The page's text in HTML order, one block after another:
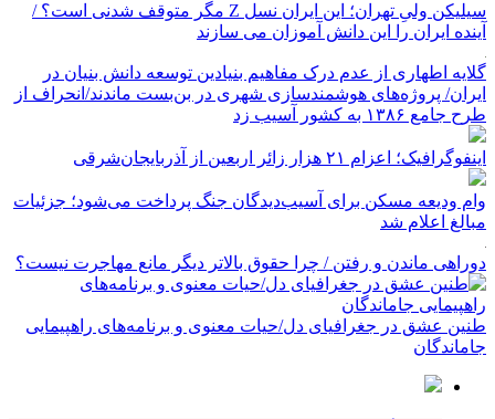
سیلیکن ولیِ تهران؛ این ایران نسل Z مگر متوقف شدنی است؟ /
آینده ایران را این دانش آموزان می سازند
گلایه اطهاری از عدم درک مفاهیم بنیادین توسعه دانش بنیان در
ایران/ پروژه‌های هوشمندسازی شهری در بن‌بست ماندند/انحراف از
طرح جامع ۱۳۸۶ به کشور آسیب زد
اینفوگرافیک؛ اعزام ۲۱ هزار زائر اربعین از آذربایجان‌شرقی
وام ودیعه مسکن برای آسیب‌دیدگان جنگ پرداخت می‌شود؛ جزئیات
مبالغ اعلام شد
دوراهی ماندن و رفتن / چرا حقوق بالاتر دیگر مانع مهاجرت نیست؟
طنین عشق در جغرافیای دل/حیات معنوی و برنامه‌های راهپیمایی
جاماندگان